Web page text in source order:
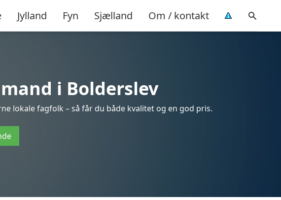
Jylland Fyn Sjælland Om / kontakt
i Bolderslev
lokale fagfolk – så får du både kvalitet og en god pris.